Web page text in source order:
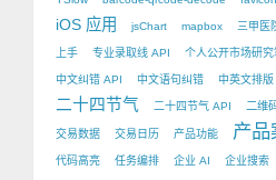
iOS 应用 jsChart mapbox 三甲医
上手 专业录取线 API 个人公开市场研究
中文纠错 API 中文语句纠错 中英文排版
二十四节气 二十四节气 API 二维
交易数据 交易日历 产品功能 产品
代码高亮 任务编排 企业 AI 企业搜索